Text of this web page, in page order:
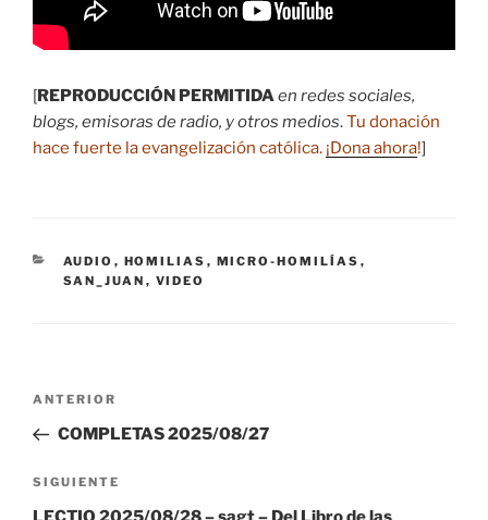
[REPRODUCCIÓN PERMITIDAen redes sociales,
blogs, emisoras de radio, y otros medios.Tu donación
hace fuerte la evangelización católica. ¡Dona ahora!]
CATEGORÍAS
AUDIO , HOMILIAS , MICRO-HOMILÍAS ,
SAN_JUAN , VIDEO
Navegación
entradas
Entrada
anterior:
ANTERIOR
COMPLETAS 2025/08/27
Siguiente
entrada
SIGUIENTE